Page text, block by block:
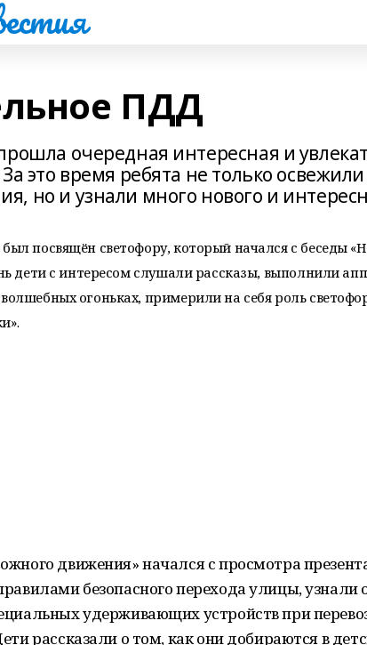
ПДД
очередная интересная и
это время ребята не только
но и узнали много нового и
посвящён светофору, который начался с беседы
дети с интересом слушали рассказы, выполнили
огоньках, примерили на себя роль
движения» начался с просмотра
безопасного перехода улицы, узнали
удерживающих устройств при
рассказали о том, как они добираются в